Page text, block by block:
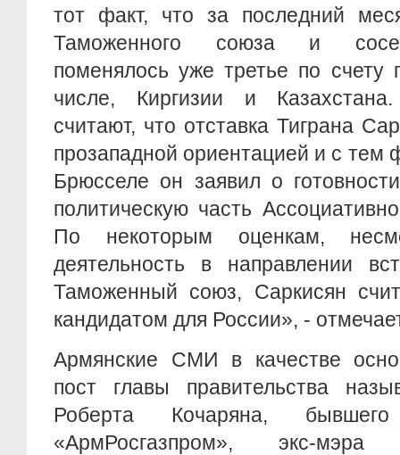
тот факт, что за последний
Таможенного союза и
поменялось уже третье по счету
числе, Киргизии и
считают, что отставка Тиграна
прозападной ориентацией и с тем
Брюсселе он заявил о
политическую часть
По некоторым оценкам,
деятельность в направлении
Таможенный союз, Саркисян
кандидатом для России», -
Армянские СМИ в качестве
пост главы правительства
Роберта Кочаряна,
«АрмРосгазпром», экс-